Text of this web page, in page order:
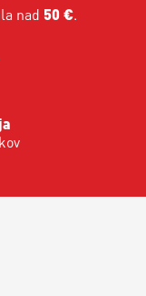
nad 50 €.